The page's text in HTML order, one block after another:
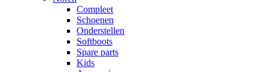
Compleet
Schoenen
Onderstellen
Softboots
Spare parts
Kids